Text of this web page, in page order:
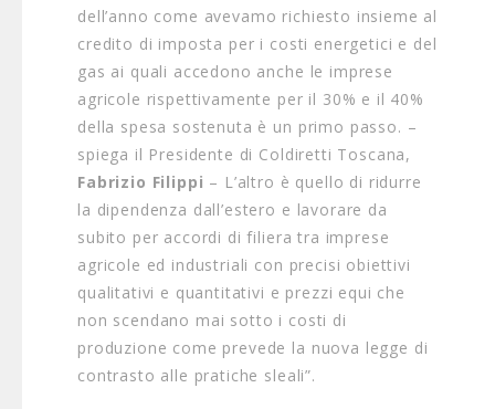
dell’anno come avevamo richiesto insieme al
credito di imposta per i costi energetici e del
gas ai quali accedono anche le imprese
agricole rispettivamente per il 30% e il 40%
della spesa sostenuta è un primo passo. –
spiega il Presidente di Coldiretti Toscana,
Fabrizio Filippi – L’altro è quello di ridurre
la dipendenza dall’estero e lavorare da
subito per accordi di filiera tra imprese
agricole ed industriali con precisi obiettivi
qualitativi e quantitativi e prezzi equi che
non scendano mai sotto i costi di
produzione come prevede la nuova legge di
contrasto alle pratiche sleali”.